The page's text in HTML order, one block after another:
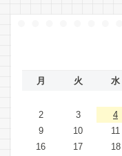
月 火 水
2
3 4
9
10 11
16
17 18